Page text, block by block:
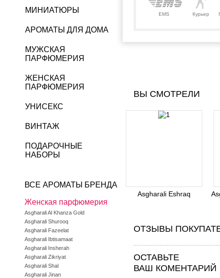
EMS Курьер
ВЫ СМОТРЕЛИ
Asgharali Eshraq
ОТЗЫВЫ
ОСТАВЬТЕ
ВАШ КОМЕНТАРИЙ
МИНИАТЮРЫ
АРОМАТЫ ДЛЯ ДОМА
МУЖСКАЯ
ПАРФЮМЕРИЯ
ЖЕНСКАЯ
ПАРФЮМЕРИЯ
УНИСЕКС
ВИНТАЖ
ПОДАРОЧНЫЕ
НАБОРЫ
ВСЕ АРОМАТЫ БРЕНДА
Женская парфюмерия
Asgharali Al Khanza Gold
Asgharali Shurooq
Asgharali Fazeelat
Asgharali Ibtisamaat
Asgharali Insherah
Asgharali Zikriyat
Asgharali Shal
Asgharali Jinan